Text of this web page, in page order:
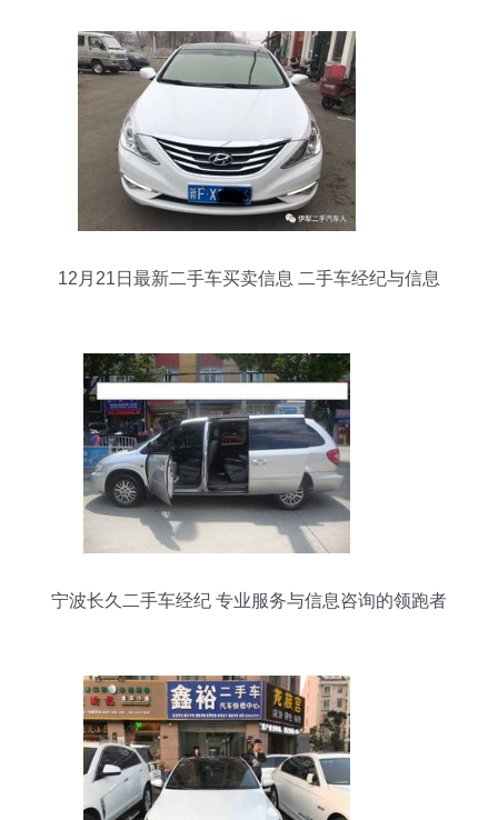
12月21日最新二手车买卖信息 二手车经纪与信息
宁波长久二手车经纪 专业服务与信息咨询的领跑者